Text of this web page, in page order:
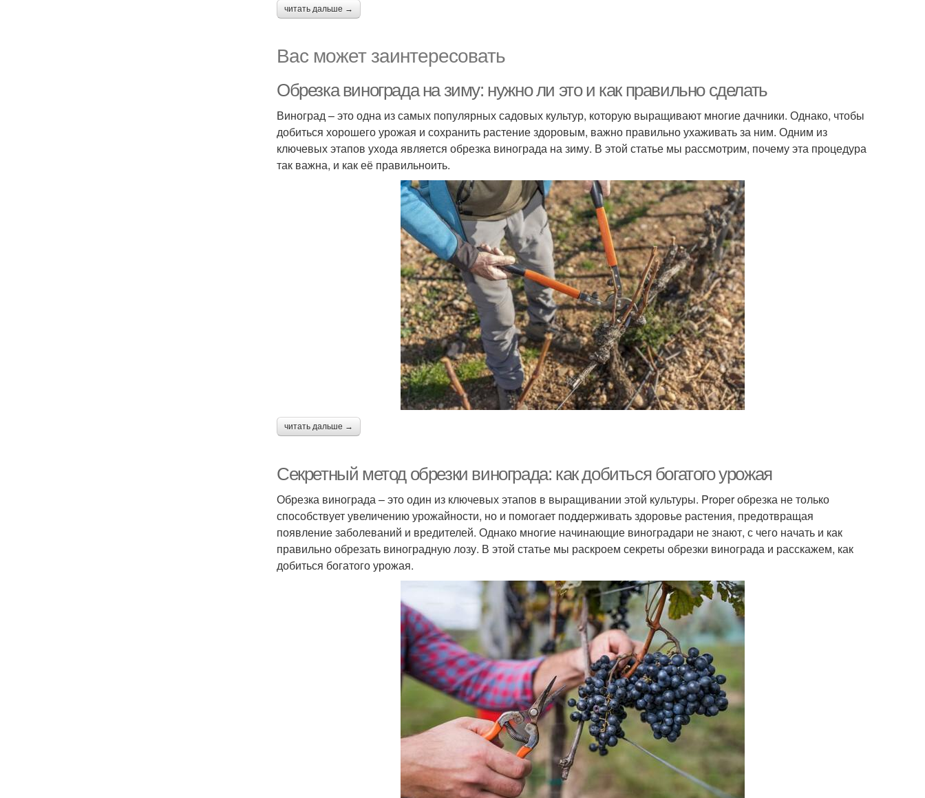
читать дальше →
Вас может заинтересовать
Обрезка винограда на зиму: нужно ли это и как правильно сделать
Виноград – это одна из самых популярных садовых культур, которую выращивают многие дачники. Однако, чтобы
добиться хорошего урожая и сохранить растение здоровым, важно правильно ухаживать за ним. Одним из
ключевых этапов ухода является обрезка винограда на зиму. В этой статье мы рассмотрим, почему эта процедура
так важна, и как её правильноить.
читать дальше →
Секретный метод обрезки винограда: как добиться богатого урожая
Обрезка винограда – это один из ключевых этапов в выращивании этой культуры. Proper обрезка не только
способствует увеличению урожайности, но и помогает поддерживать здоровье растения, предотвращая
появление заболеваний и вредителей. Однако многие начинающие виноградари не знают, с чего начать и как
правильно обрезать виноградную лозу. В этой статье мы раскроем секреты обрезки винограда и расскажем, как
добиться богатого урожая.